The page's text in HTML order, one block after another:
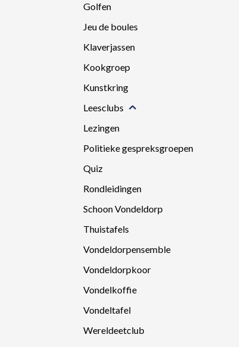
Golfen
Jeu de boules
Klaverjassen
Kookgroep
Kunstkring
Leesclubs
Lezingen
Politieke gespreksgroepen
Quiz
Rondleidingen
Schoon Vondeldorp
Thuistafels
Vondeldorpensemble
Vondeldorpkoor
Vondelkoffie
Vondeltafel
Wereldeetclub